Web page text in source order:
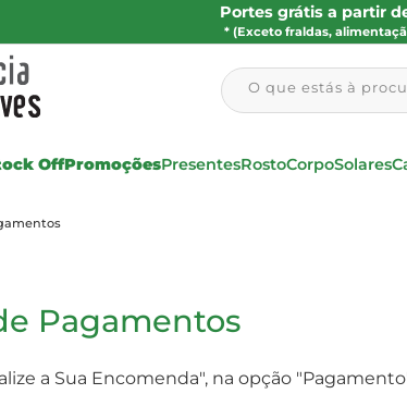
Portes grátis a partir
* (Exceto fraldas,
O que estás à
OffPromoçõesPresentesRostoCorpoSolares
Pagamentos
a Sua Encomenda", na opção